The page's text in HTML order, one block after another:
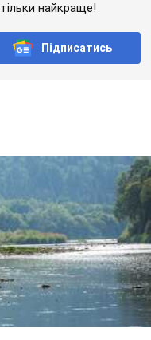
найкраще!
Підписатись